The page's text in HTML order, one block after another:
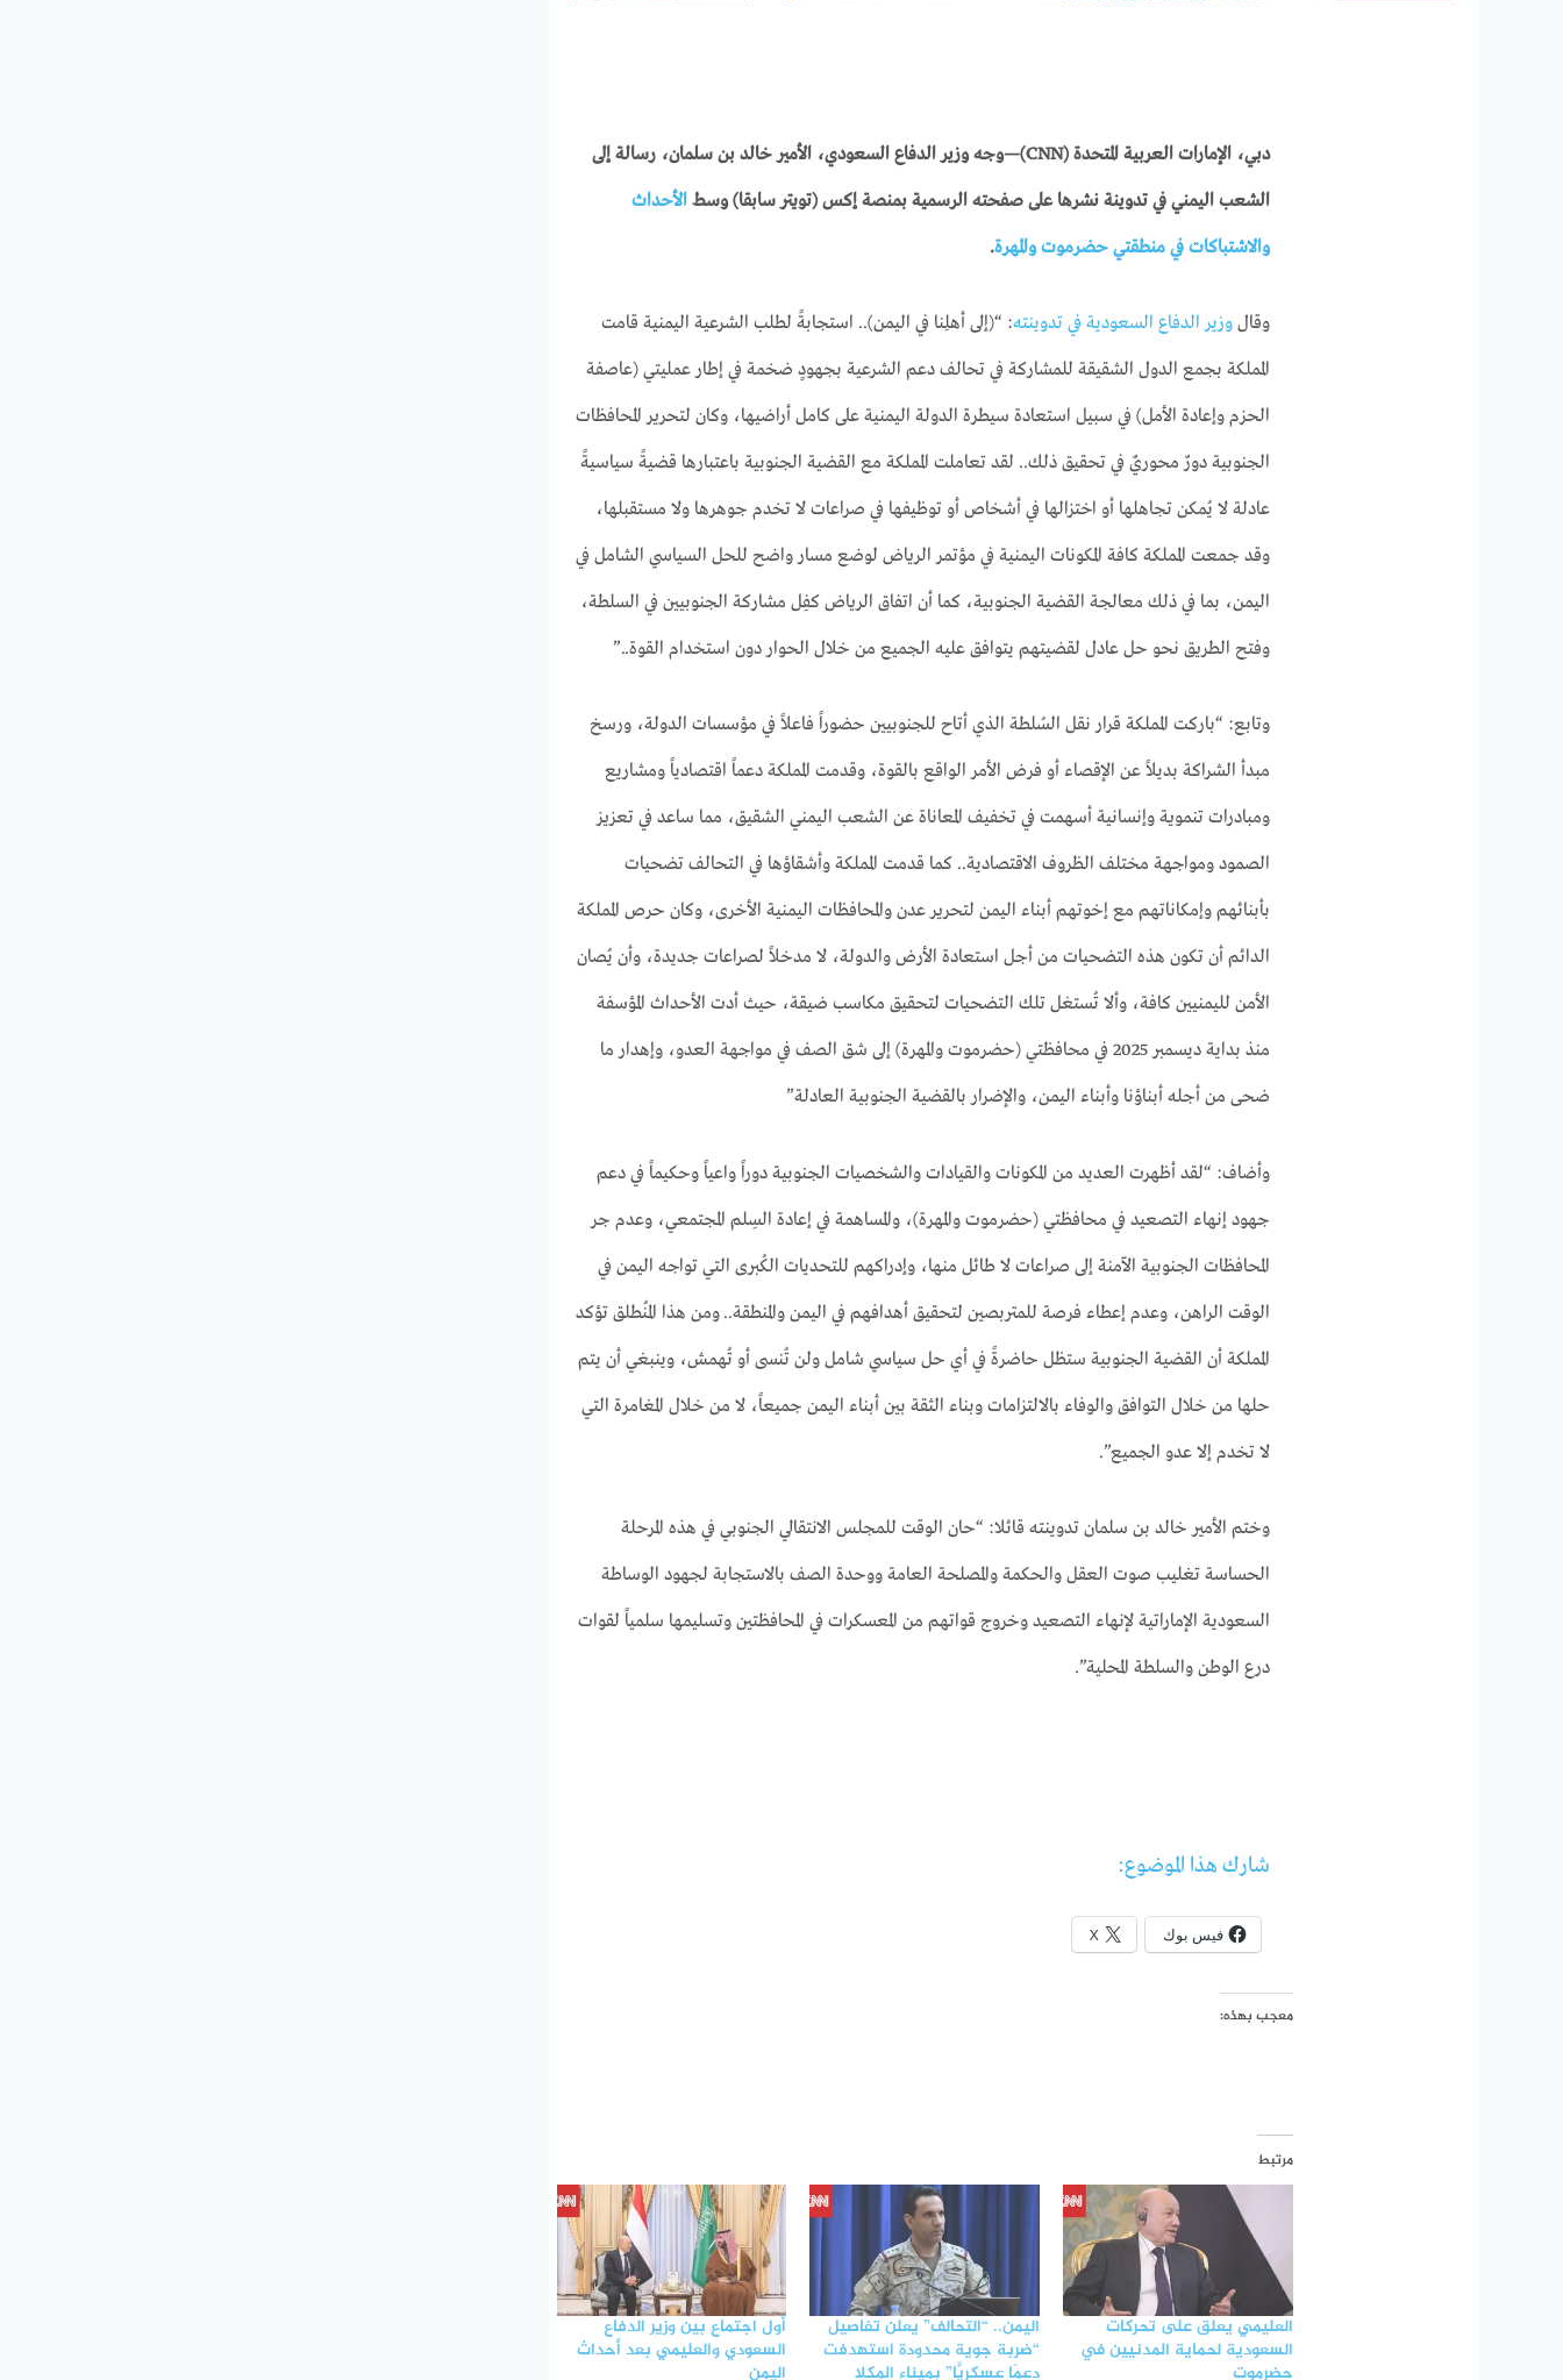
دبي، الإمارات العربية المتحدة (CNN)
—وجه وزير الدفاع السعودي، الأمير خالد بن سلمان، رسالة إلى
الشعب اليمني في تدوينة نشرها على صفحته الرسمية بمنصة إكس (تويتر سابقا) وسط الأحداث
والاشتباكات في منطقتي حضرموت والمهرة.
وقال وزير الدفاع السعودية في تدوينته: “(إلى أهلِنا في اليمن).. استجابةً لطلب الشرعية اليمنية قامت
المملكة بجمع الدول الشقيقة للمشاركة في تحالف دعم الشرعية بجهودٍ ضخمة في إطار عمليتي (عاصفة
الحزم وإعادة الأمل) في سبيل استعادة سيطرة الدولة اليمنية على كامل أراضيها، وكان لتحرير المحافظات
الجنوبية دورٌ محوريٌ في تحقيق ذلك.. لقد تعاملت المملكة مع القضية الجنوبية باعتبارها قضيةً سياسيةً
عادلة لا يُمكن تجاهلها أو اختزالها في أشخاص أو توظيفها في صراعات لا تخدم جوهرها ولا مستقبلها،
وقد جمعت المملكة كافة المكونات اليمنية في مؤتمر الرياض لوضع مسار واضح للحل السياسي الشامل في
اليمن، بما في ذلك معالجة القضية الجنوبية، كما أن اتفاق الرياض كفِل مشاركة الجنوبيين في السلطة،
وفتح الطريق نحو حل عادل لقضيتهم يتوافق عليه الجميع من خلال الحوار دون استخدام القوة..”
وتابع: “باركت المملكة قرار نقل السُلطة الذي أتاح للجنوبيين حضوراً فاعلاً في مؤسسات الدولة، ورسخ
مبدأ الشراكة بديلاً عن الإقصاء أو فرض الأمر الواقع بالقوة، وقدمت المملكة دعماً اقتصادياً ومشاريع
ومبادرات تنموية وإنسانية أسهمت في تخفيف المعاناة عن الشعب اليمني الشقيق، مما ساعد في تعزيز
الصمود ومواجهة مختلف الظروف الاقتصادية.. كما قدمت المملكة وأشقاؤها في التحالف تضحيات
بأبنائهم وإمكاناتهم مع إخوتهم أبناء اليمن لتحرير عدن والمحافظات اليمنية الأخرى، وكان حرص المملكة
الدائم أن تكون هذه التضحيات من أجل استعادة الأرض والدولة، لا مدخلاً لصراعات جديدة، وأن يُصان
الأمن لليمنيين كافة، وألا تُستغل تلك التضحيات لتحقيق مكاسب ضيقة، حيث أدت الأحداث المؤسفة
منذ بداية ديسمبر 2025 في محافظتي (حضرموت والمهرة) إلى شق الصف في مواجهة العدو، وإهدار ما
ضحى من أجله أبناؤنا وأبناء اليمن، والإضرار بالقضية الجنوبية العادلة”
وأضاف: “لقد أظهرت العديد من المكونات والقيادات والشخصيات الجنوبية دوراً واعياً وحكيماً في دعم
جهود إنهاء التصعيد في محافظتي (حضرموت والمهرة)، والمساهمة في إعادة السِلم المجتمعي، وعدم جر
المحافظات الجنوبية الآمنة إلى صراعات لا طائل منها، وإدراكهم للتحديات الكُبرى التي تواجه اليمن في
الوقت الراهن، وعدم إعطاء فرصة للمتربصين لتحقيق أهدافهم في اليمن والمنطقة.. ومن هذا المُنطلق تؤكد
المملكة أن القضية الجنوبية ستظل حاضرةً في أي حل سياسي شامل ولن تُنسى أو تُهمش، وينبغي أن يتم
حلها من خلال التوافق والوفاء بالالتزامات وبناء الثقة بين أبناء اليمن جميعاً، لا من خلال المغامرة التي
لا تخدم إلا عدو الجميع”.
وختم الأمير خالد بن سلمان تدوينته قائلا: “حان الوقت للمجلس الانتقالي الجنوبي في هذه المرحلة
الحساسة تغليب صوت العقل والحكمة والمصلحة العامة ووحدة الصف بالاستجابة لجهود الوساطة
السعودية الإماراتية لإنهاء التصعيد وخروج قواتهم من المعسكرات في المحافظتين وتسليمها سلمياً لقوات
درع الوطن والسلطة المحلية”.
شارك هذا الموضوع:
فيس بوك X
معجب بهذه:
مرتبط
العليمي يعلق على تحركات
السعودية لحماية المدنيين في
حضرموت
اليمن.. “التحالف” يعلن تفاصيل
“ضربة جوية محدودة استهدفت
دعمًا عسكريًّا” بميناء المكلا
أول اجتماع بين وزير الدفاع
السعودي والعليمي بعد أحداث
اليمن